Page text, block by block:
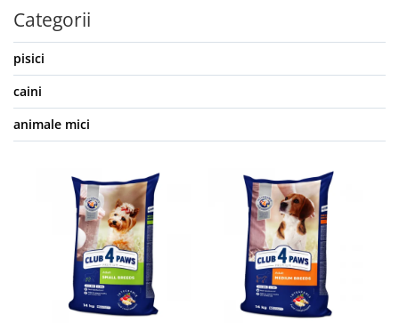
Categorii
pisici
caini
animale mici